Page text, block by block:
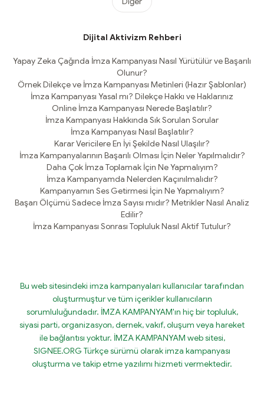
Dijital Aktivizm Rehberi
Yapay Zeka Çağında İmza Kampanyası Nasıl Yürütülür ve Başarılı
Olunur?
Örnek Dilekçe ve İmza Kampanyası Metinleri (Hazır Şablonlar)
İmza Kampanyası Yasal mı? Dilekçe Hakkı ve Haklarınız
Online İmza Kampanyası Nerede Başlatılır?
İmza Kampanyası Hakkında Sık Sorulan Sorular
İmza Kampanyası Nasıl Başlatılır?
Karar Vericilere En İyi Şekilde Nasıl Ulaşılır?
İmza Kampanyalarının Başarılı Olması İçin Neler Yapılmalıdır?
Daha Çok İmza Toplamak İçin Ne Yapmalıyım?
İmza Kampanyamda Nelerden Kaçınılmalıdır?
Kampanyamın Ses Getirmesi İçin Ne Yapmalıyım?
Başarı Ölçümü Sadece İmza Sayısı mıdır? Metrikler Nasıl Analiz
Edilir?
İmza Kampanyası Sonrası Topluluk Nasıl Aktif Tutulur?
Bu web sitesindeki imza kampanyaları kullanıcılar tarafından
oluşturmuştur ve tüm içerikler kullanıcıların
sorumluluğundadır. İMZA KAMPANYAM'ın hiç bir topluluk,
siyasi parti, organizasyon, dernek, vakıf, oluşum veya hareket
ile bağlantısı yoktur. İMZA KAMPANYAM web sitesi,
SIGNEE.ORG Türkçe sürümü olarak imza kampanyası
oluşturma ve takip etme yazılımı hizmeti vermektedir.